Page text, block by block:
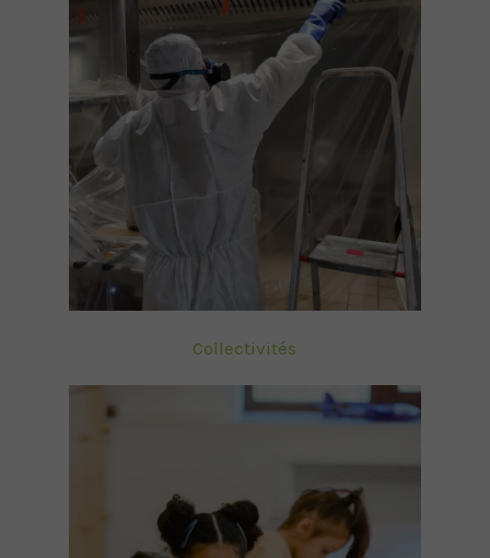
Collectivités